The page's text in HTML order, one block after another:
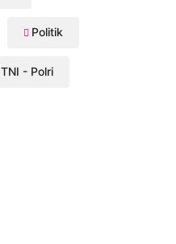
Politik
TNI - Polri